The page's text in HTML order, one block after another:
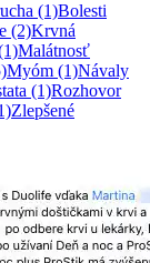
(1)Bolesti
(2)Krvná
Malátnosť
Myóm (1)Návaly
(1)Rozhovor
Zlepšené